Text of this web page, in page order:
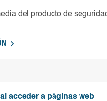
del producto de
acceder a páginas web